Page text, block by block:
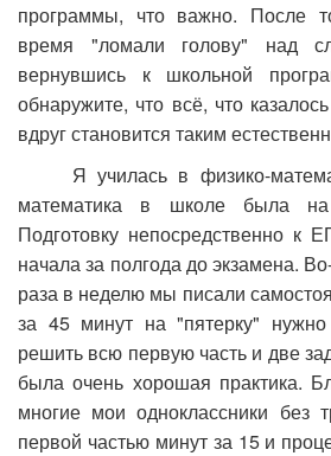
программы, что важно. После
время "ломали голову" над
вернувшись к школьной
обнаружите, что всё, что
вдруг становится таким
Я училась в физико-
математика в школе была
Подготовку непосредственно к
начала за полгода до экзамена.
раза в неделю мы писали
за 45 минут на "пятерку"
решить всю первую часть и две
была очень хорошая практика.
многие мои одноклассники без
первой частью минут за 15 и